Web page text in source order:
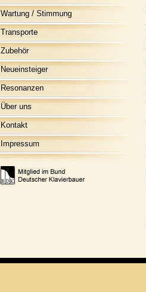
Wartung / Stimmung
Transporte
Zubehör
Neueinsteiger
Resonanzen
Über uns
Kontakt
Impressum